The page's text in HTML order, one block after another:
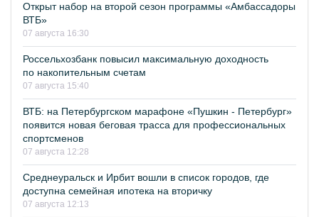
Открыт набор на второй сезон программы «Амбассадоры
ВТБ»
07 августа 16:30
Россельхозбанк повысил максимальную доходность
по накопительным счетам
07 августа 15:40
ВТБ: на Петербургском марафоне «Пушкин - Петербург»
появится новая беговая трасса для профессиональных
спортсменов
07 августа 12:28
Среднеуральск и Ирбит вошли в список городов, где
доступна семейная ипотека на вторичку
07 августа 12:13